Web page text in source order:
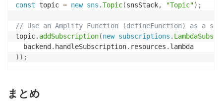
const topic = new sns .Topic(snsStack, "Topic") ;
// Use an Amplify Function (defineFunction) as a
topic. addSubscription(new subscriptions .
  backend
. handleSubscription. resources .
) ) ;
まとめ